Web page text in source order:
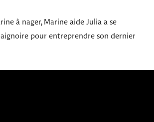
à nager, Marine aide Julia a se
pour entreprendre son dernier